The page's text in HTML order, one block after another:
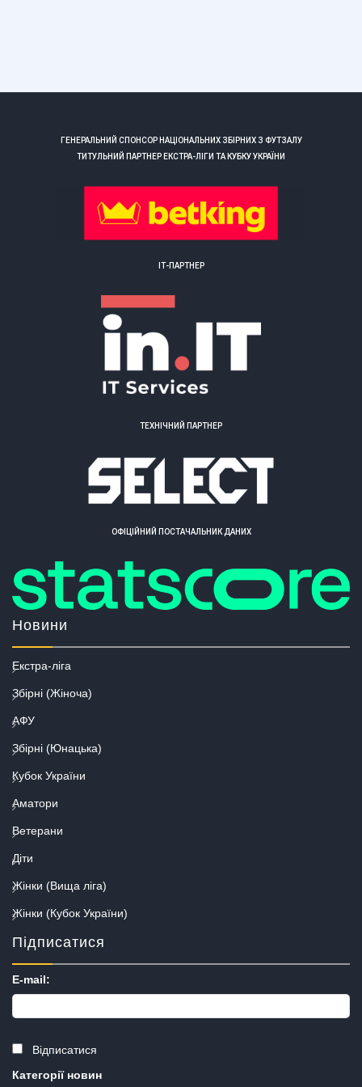
ГЕНЕРАЛЬНИЙ СПОНСОР НАЦІОНАЛЬНИХ ЗБІРНИХ З ФУТЗАЛУ
ТИТУЛЬНИЙ ПАРТНЕР ЕКСТРА-ЛІГИ ТА КУБКУ УКРАЇНИ
ІТ-ПАРТНЕР
ТЕХНІЧНИЙ ПАРТНЕР
ОФІЦІЙНИЙ ПОСТАЧАЛЬНИК ДАНИХ
Новини
Екстра-ліга
Збірні (Жіноча)
АФУ
Збірні (Юнацька)
Кубок України
Аматори
Ветерани
Діти
Жінки (Вища ліга)
Жінки (Кубок України)
Підписатися
E-mail:
Відписатися
Категорії новин